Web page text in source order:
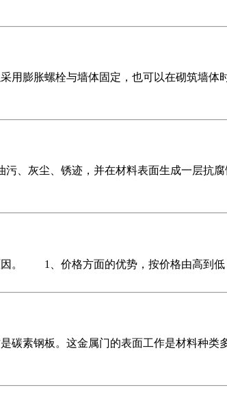
用膨胀螺栓与墙体固定，也可以在砌筑墙
尘、锈迹，并在材料表面生成一层抗腐
因。 1、价格方面的优势，按价格由高到低
碳素钢板。这金属门的表面工作是材料种类